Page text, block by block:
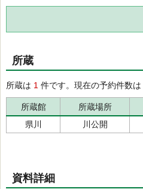
所蔵
所蔵は 1 件です。現在の予約件数は
所蔵館 所蔵場所
県川
川公開
資料詳細